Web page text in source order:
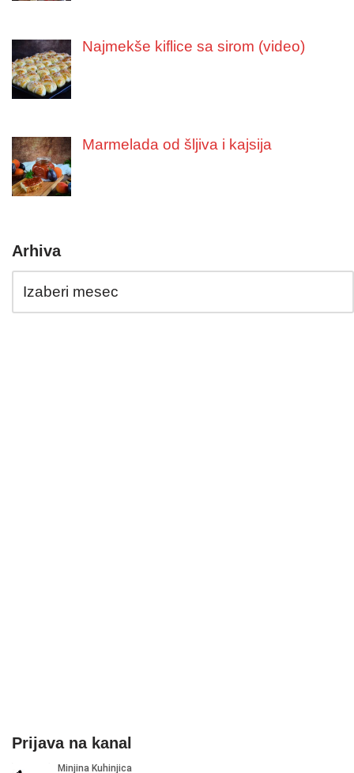
Najmekše kiflice sa sirom (video)
Marmelada od šljiva i kajsija
Arhiva
Prijava na kanal